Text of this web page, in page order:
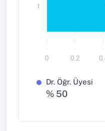
1
0.2
0
Dr. Öğr. Üyesi
% 50